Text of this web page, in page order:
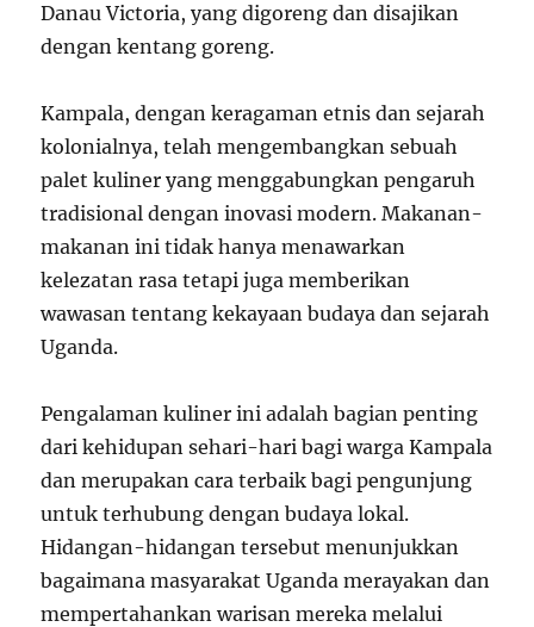
Danau Victoria, yang digoreng dan disajikan
dengan kentang goreng.
Kampala, dengan keragaman etnis dan sejarah
kolonialnya, telah mengembangkan sebuah
palet kuliner yang menggabungkan pengaruh
tradisional dengan inovasi modern. Makanan-
makanan ini tidak hanya menawarkan
kelezatan rasa tetapi juga memberikan
wawasan tentang kekayaan budaya dan sejarah
Uganda.
Pengalaman kuliner ini adalah bagian penting
dari kehidupan sehari-hari bagi warga Kampala
dan merupakan cara terbaik bagi pengunjung
untuk terhubung dengan budaya lokal.
Hidangan-hidangan tersebut menunjukkan
bagaimana masyarakat Uganda merayakan dan
mempertahankan warisan mereka melalui